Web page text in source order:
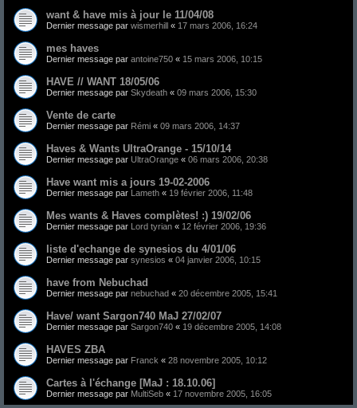
want & have mis à jour le 11/04/08
Dernier message par wismerhill « 17 mars 2006, 16:24
mes haves
Dernier message par antoine750 « 15 mars 2006, 10:15
HAVE // WANT 18/05/06
Dernier message par Skydeath « 09 mars 2006, 15:30
Vente de carte
Dernier message par Rémi « 09 mars 2006, 14:37
Haves & Wants UltraOrange - 15/10/14
Dernier message par UltraOrange « 06 mars 2006, 20:38
Have want mis a jours 19-02-2006
Dernier message par Lameth « 19 février 2006, 11:48
Mes wants & Haves complètes! :) 19/02/06
Dernier message par Lord tyrian « 12 février 2006, 19:36
liste d'echange de synesios du 4/01/06
Dernier message par synesios « 04 janvier 2006, 10:15
have from Nebuchad
Dernier message par nebuchad « 20 décembre 2005, 15:41
Have/ want Sargon740 MaJ 27/02/07
Dernier message par Sargon740 « 19 décembre 2005, 14:08
HAVES ZBA
Dernier message par Franck « 28 novembre 2005, 10:12
Cartes à l'échange [MaJ : 18.10.06]
Dernier message par MultiSeb « 17 novembre 2005, 16:05